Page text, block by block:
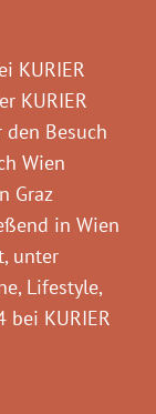
KURIER
KURIER
Besuch
Wien
Graz
in Wien
unter
Lifestyle,
KURIER